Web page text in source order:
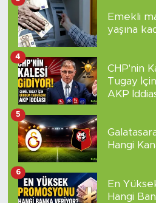
Emekli
yaşına
CHP'nin
Tugay
AKP
4
Hangi
5
En
Hangi
6